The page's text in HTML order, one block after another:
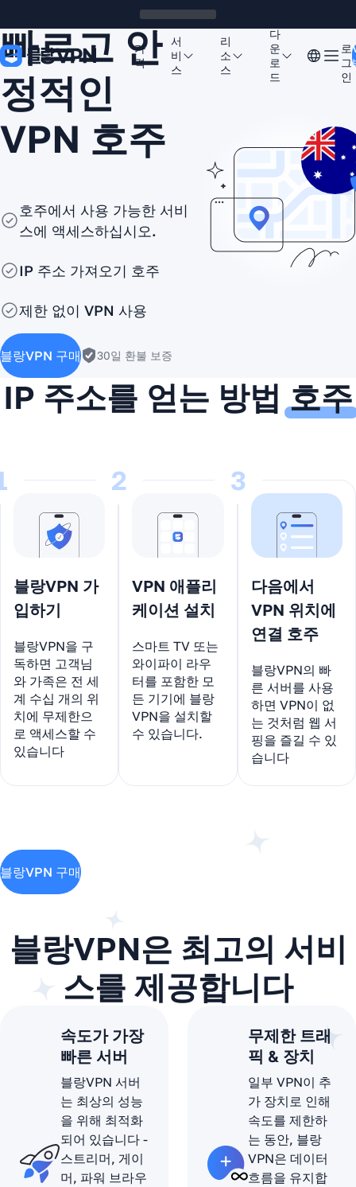
가
격
서
비
스
리
소
스
다
운
로
드
로
그
인
빠르고 안
정적인
VPN 호주
호주에서 사용 가능한 서비
스에 액세스하십시오.
IP 주소 가져오기 호주
제한 없이 VPN 사용
블랑VPN 구매 30일 환불 보증
IP 주소를 얻는 방법호주
블랑VPN 가
입하기
블랑VPN을 구
독하면 고객님
와 가족은 전 세
계 수십 개의 위
치에 무제한으
로 액세스할 수
있습니다
2
VPN 애플리
케이션 설치
스마트 TV 또는
와이파이 라우
터를 포함한 모
든 기기에 블랑
VPN을 설치할
수 있습니다.
3
다음에서
VPN 위치에
연결 호주
블랑VPN의 빠
른 서버를 사용
하면 VPN이 없
는 것처럼 웹 서
핑을 즐길 수 있
습니다
블랑VPN 구매
블랑VPN은 최고의 서비
스를 제공합니다
속도가 가장
빠른 서버
블랑VPN 서버
는 최상의 성능
을 위해 최적화
되어 있습니다 -
스트리머, 게이
머, 파워 브라우
무제한 트래
픽 & 장치
일부 VPN이 추
가 장치로 인해
속도를 제한하
는 동안, 블랑
VPN은 데이터
흐름을 유지합